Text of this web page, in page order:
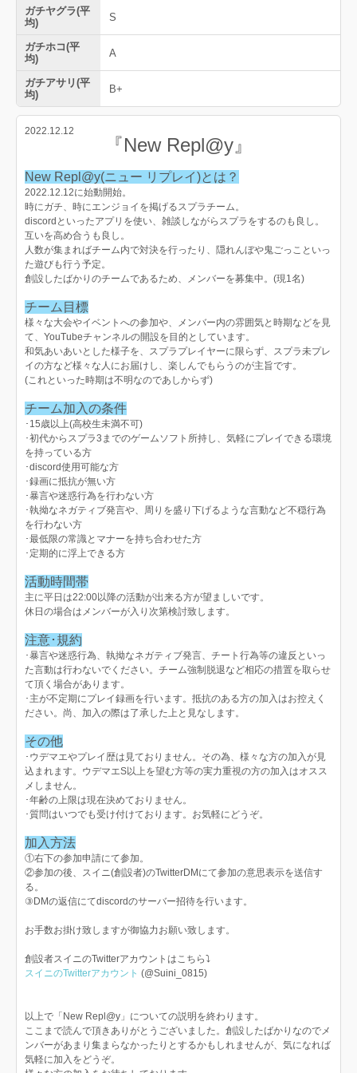
ガチヤグラ(平
均)
S
ガチホコ(平
均)
A
ガチアサリ(平
均)
B+
2022.12.12
『New Repl@y』
New Repl@y(ニュー リプレイ)とは？
2022.12.12に始動開始。
時にガチ、時にエンジョイを掲げるスプラチーム。
discordといったアプリを使い、雑談しながらスプラをするのも良し。
互いを高め合うも良し。
人数が集まればチーム内で対決を行ったり、隠れんぼや鬼ごっこといっ
た遊びも行う予定。
創設したばかりのチームであるため、メンバーを募集中。(現1名)
チーム目標
様々な大会やイベントへの参加や、メンバー内の雰囲気と時期などを見
て、YouTubeチャンネルの開設を目的としています。
和気あいあいとした様子を、スプラプレイヤーに限らず、スプラ未プレ
イの方など様々な人にお届けし、楽しんでもらうのが主旨です。
(これといった時期は不明なのであしからず)
チーム加入の条件
･15歳以上(高校生未満不可)
･初代からスプラ3までのゲームソフト所持し、気軽にプレイできる環境
を持っている方
･discord使用可能な方
･録画に抵抗が無い方
･暴言や迷惑行為を行わない方
･執拗なネガティブ発言や、周りを盛り下げるような言動など不穏行為
を行わない方
･最低限の常識とマナーを持ち合わせた方
･定期的に浮上できる方
活動時間帯
主に平日は22:00以降の活動が出来る方が望ましいです。
休日の場合はメンバーが入り次第検討致します。
注意･規約
･暴言や迷惑行為、執拗なネガティブ発言、チート行為等の違反といっ
た言動は行わないでください。チーム強制脱退など相応の措置を取らせ
て頂く場合があります。
･主が不定期にプレイ録画を行います。抵抗のある方の加入はお控えく
ださい。尚、加入の際は了承した上と見なします。
その他
･ウデマエやプレイ歴は見ておりません。その為、様々な方の加入が見
込まれます。ウデマエS以上を望む方等の実力重視の方の加入はオスス
メしません。
･年齢の上限は現在決めておりません。
･質問はいつでも受け付けております。お気軽にどうぞ。
加入方法
①右下の参加申請にて参加。
②参加の後、スイニ(創設者)のTwitterDMにて参加の意思表示を送信す
る。
③DMの返信にてdiscordのサーバー招待を行います。
お手数お掛け致しますが御協力お願い致します。
創設者スイニのTwitterアカウントはこちら⤵︎
スイニのTwitterアカウント (@Suini_0815)
以上で「New Repl@y」についての説明を終わります。
ここまで読んで頂きありがとうございました。創設したばかりなのでメ
ンバーがあまり集まらなかったりとするかもしれませんが、気になれば
気軽に加入をどうぞ。